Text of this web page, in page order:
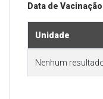
Data de
Unidade
Nenhum